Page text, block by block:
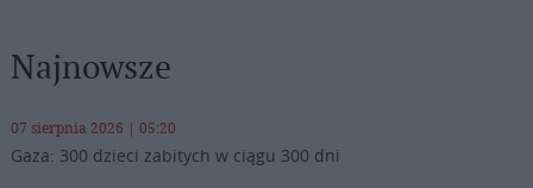
Najnowsze
07 sierpnia 2026 | 05:20
Gaza: 300 dzieci zabitych w ciągu 300 dni